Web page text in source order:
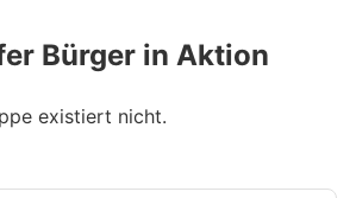
Bürger in Aktion
existiert nicht.